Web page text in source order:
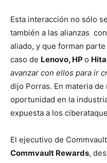
Esta interacción no sólo
también a las alianzas
aliado, y que forman
caso de Lenovo, HP o
avanzar con ellos para ir
dijo Porras. En materia
oportunidad en la
expuesta a los
El ejecutivo de
Commvault Rewards,